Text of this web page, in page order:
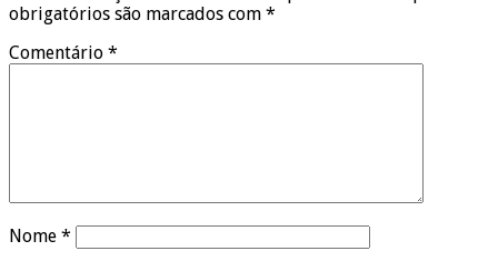
obrigatórios são marcados com *
Comentário *
Nome *